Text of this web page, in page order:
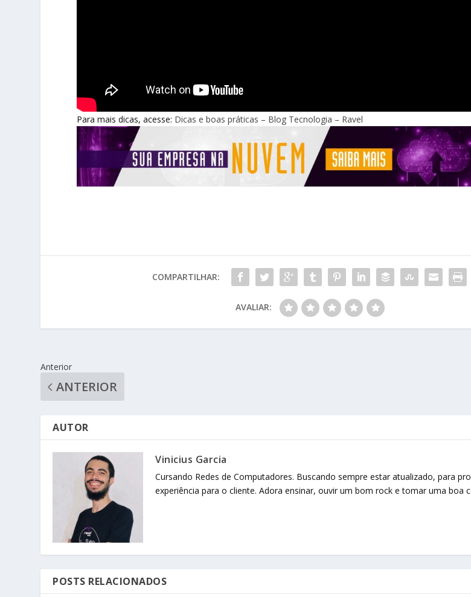
Para mais dicas, acesse: Dicas e boas práticas – Blog Tecnologia – Ravel
COMPARTILHAR:
AVALIAR:
Anterior
ANTERIOR
AUTOR
Vinicius Garcia
Cursando Redes de Computadores. Buscando sempre estar atualizado, para
experiência para o cliente. Adora ensinar, ouvir um bom rock e tomar uma boa
POSTS RELACIONADOS